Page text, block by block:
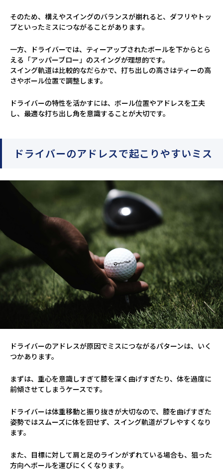
そのため、構えやスイングのバランスが崩れると、ダフリやトッ
プといったミスにつながることがあります。
一方、ドライバーでは、ティーアップされたボールを下からとら
える「アッパーブロー」のスイングが理想的です。
スイング軌道は比較的なだらかで、打ち出しの高さはティーの高
さやボール位置で調整します。
ドライバーの特性を活かすには、ボール位置やアドレスを工夫
し、最適な打ち出し角を意識することが大切です。
ドライバーのアドレスで起こりやすいミス
ドライバーのアドレスが原因でミスにつながるパターンは、いく
つかあります。
まずは、重心を意識しすぎて膝を深く曲げすぎたり、体を過度に
前傾させてしまうケースです。
ドライバーは体重移動と振り抜きが大切なので、膝を曲げすぎた
姿勢ではスムーズに体を回せず、スイング軌道がブレやすくなり
ます。
また、目標に対して肩と足のラインがずれている場合も、狙った
方向へボールを運びにくくなります。